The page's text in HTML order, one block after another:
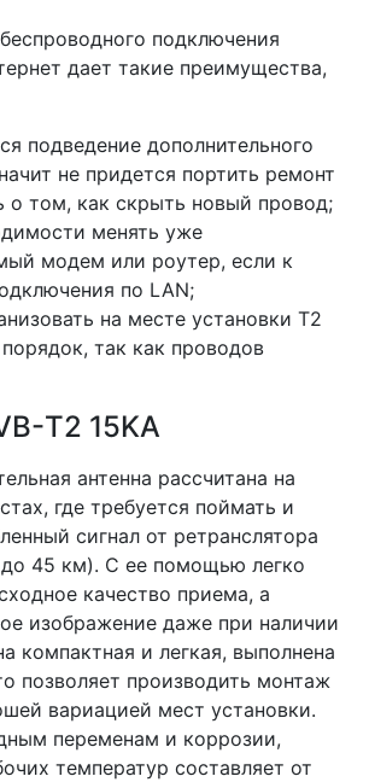
подключения
дает такие преимущества,
подведение дополнительного
не придется портить ремонт
о том, как скрыть новый провод;
менять уже
модем или роутер, если к
по LAN;
на месте установки Т2
так как проводов
Т2 15KA
антенна рассчитана на
где требуется поймать и
сигнал от ретранслятора
до 45 км). С ее помощью легко
качество приема, а
изображение даже при наличии
компактная и легкая, выполнена
позволяет производить монтаж
вариацией мест установки.
переменам и коррозии,
температур составляет от